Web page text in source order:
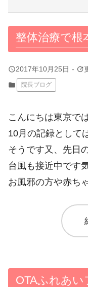
整体治療で根
query_builder2017年10月25日 - update
folder 院長ブログ
こんにちは東京で
10月の記録として
そうです又、先日
台風も接近中です
お風邪の方や赤ち
OTAふれあい